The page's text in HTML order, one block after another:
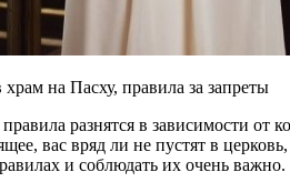
храм на Пасху, правила за запреты
разнятся в зависимости
вас вряд ли не пустят в
и соблюдать их очень важно.